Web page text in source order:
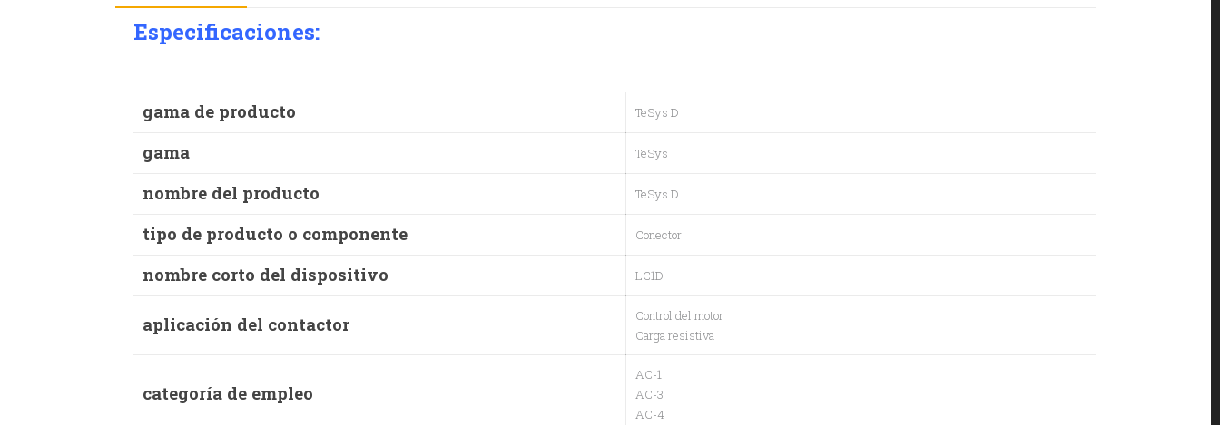
Especificaciones:
gama de producto TeSys D
gama TeSys
nombre del producto TeSys D
tipo de producto o componente Conector
nombre corto del dispositivo LC1D
aplicación del contactor
Control del motor
Carga resistiva
categoría de empleo
AC-1
AC-3
AC-4